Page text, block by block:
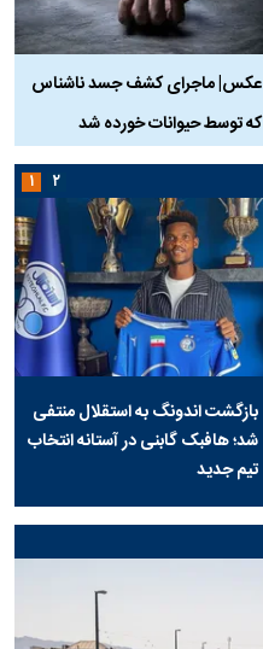
عکس| ماجرای کشف جسد ناشناس
که توسط حیوانات خورده شد
بازگشت اندونگ به استقلال منتفی
شد؛ هافبک گابنی در آستانه انتخاب
تیم جدید
۱ ۲